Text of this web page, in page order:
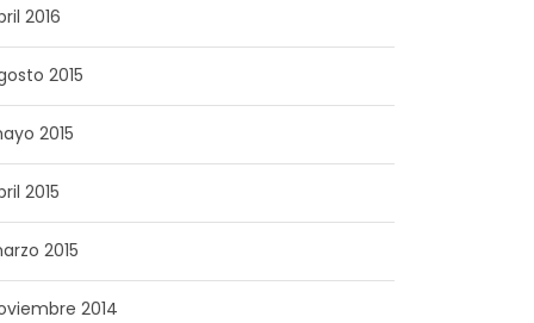
2016
2015
2015
2015
2015
2014